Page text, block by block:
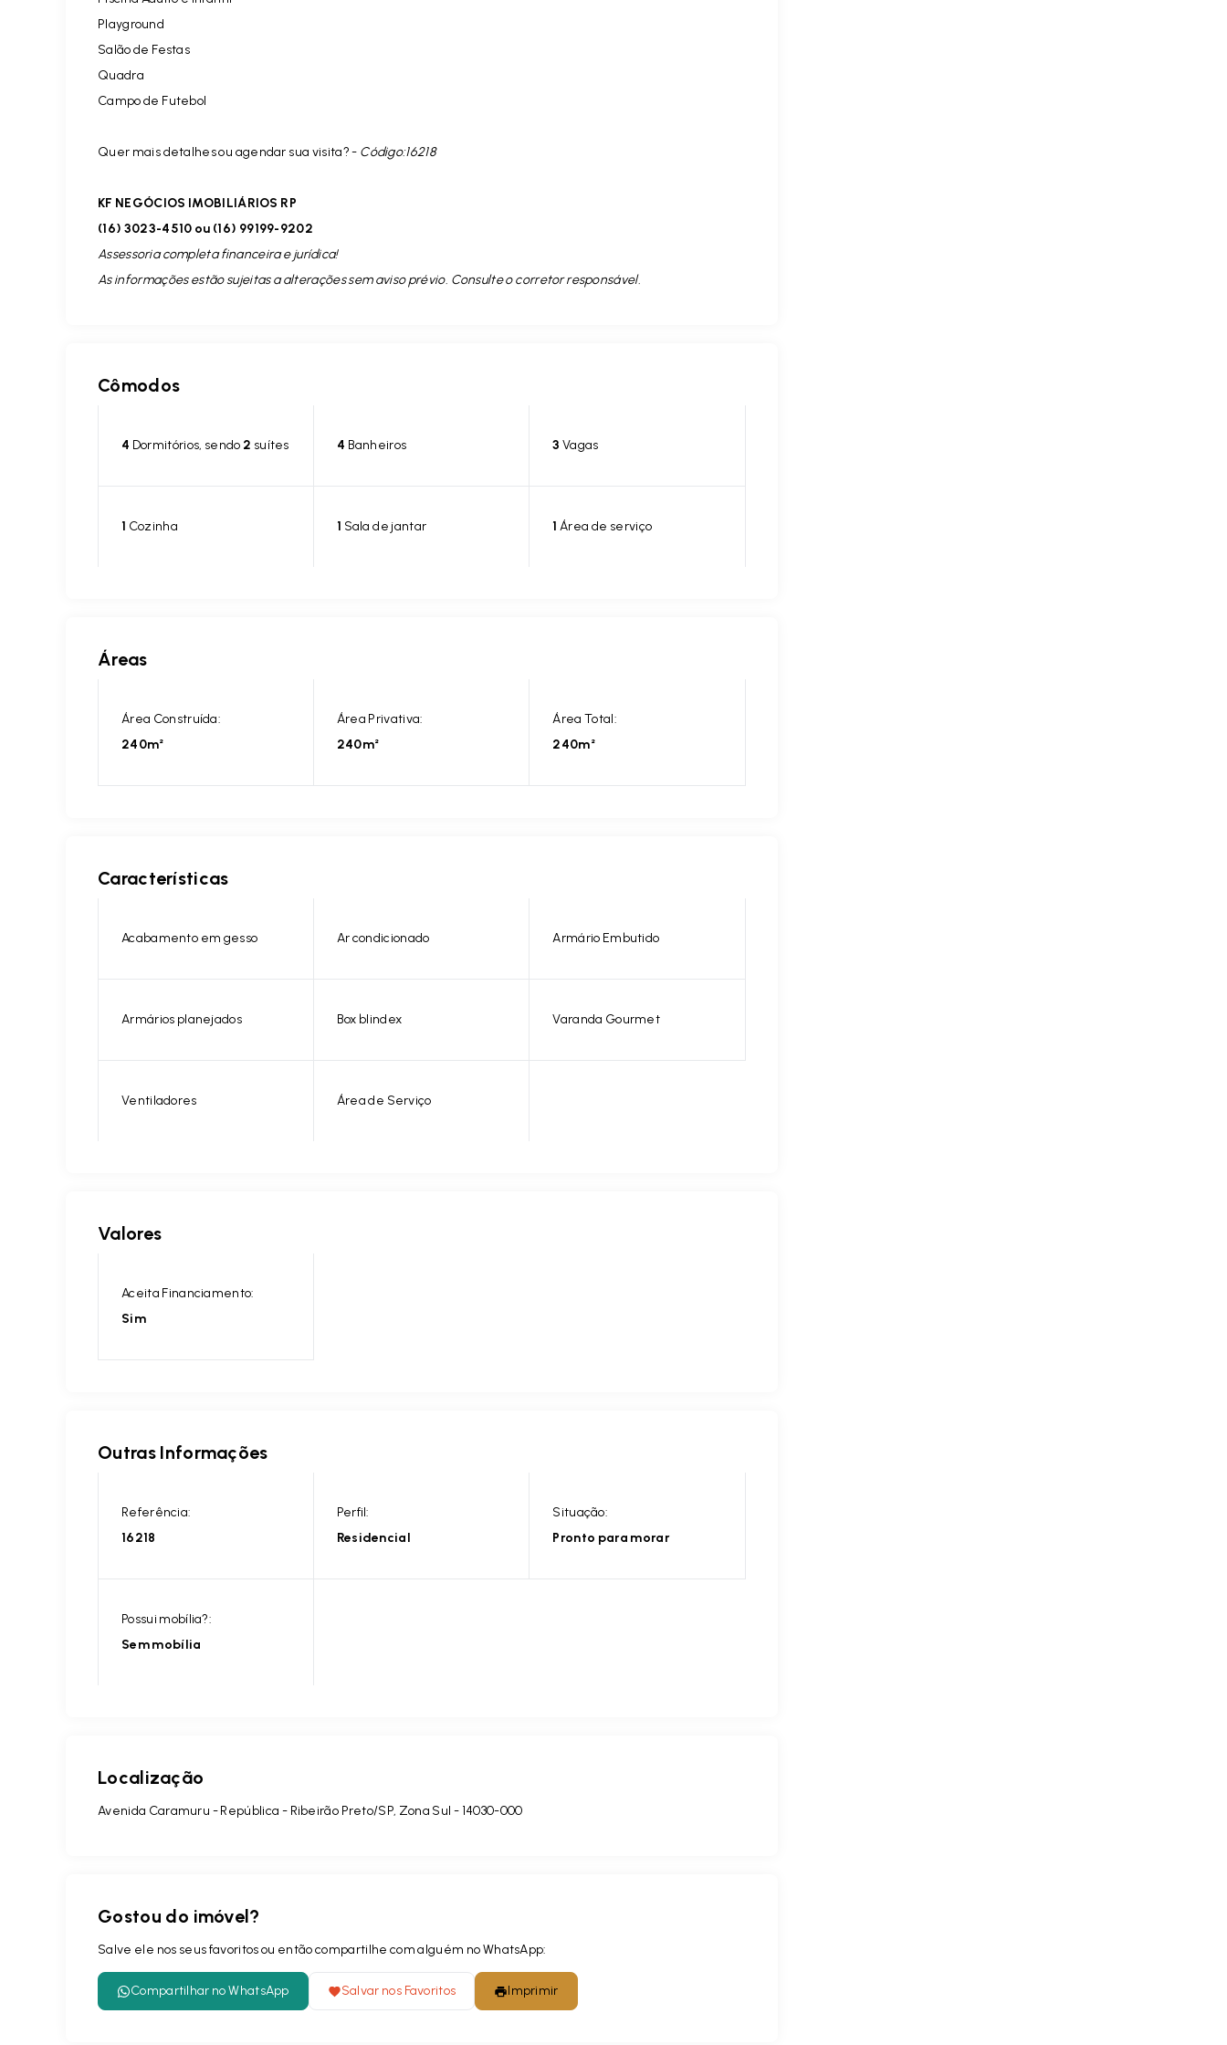
Playground
Salão de Festas
Quadra
Campo de Futebol
Quer mais detalhes ou agendar sua visita? - Código:16218
KF NEGÓCIOS IMOBILIÁRIOS RP
(16) 3023-4510 ou (16) 99199-9202
Assessoria completa financeira e jurídica!
As informações estão sujeitas a alterações sem aviso prévio. Consulte o corretor responsável.
Cômodos
4 Dormitórios, sendo 2 suítes 4 Banheiros 3 Vagas
1 Cozinha 1 Sala de jantar 1 Área de serviço
Áreas
Área Construída:
240m²
Área Privativa:
240m²
Área Total:
240m²
Características
Acabamento em gesso Ar condicionado Armário Embutido
Armários planejados Box blindex Varanda Gourmet
Ventiladores Área de Serviço
Valores
Aceita Financiamento:
Sim
Outras Informações
Referência:
16218
Perfil:
Residencial
Situação:
Pronto para morar
Possui mobília?:
Sem mobília
Localização
Avenida Caramuru - República - Ribeirão Preto/SP, Zona Sul - 14030-000
Gostou do imóvel?
Salve ele nos seus favoritos ou então compartilhe com alguém no WhatsApp:
Compartilhar no WhatsApp Salvar nos Favoritos Imprimir